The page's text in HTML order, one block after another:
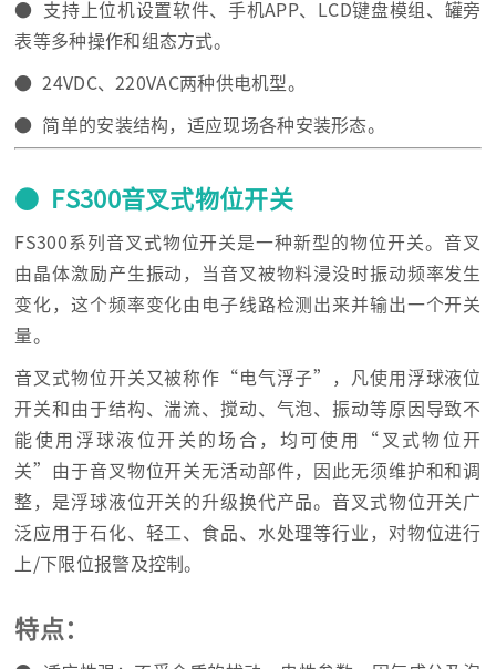
● 支持上位机设置软件、手机APP、LCD键盘模组、罐旁
表等多种操作和组态方式。
● 24VDC、220VAC两种供电机型。
● 简单的安装结构，适应现场各种安装形态。
● FS300音叉式物位开关
FS300系列音叉式物位开关是一种新型的物位开关。音叉
由晶体激励产生振动，当音叉被物料浸没时振动频率发生
变化，这个频率变化由电子线路检测出来并输出一个开关
量。
音叉式物位开关又被称作“电气浮子”，凡使用浮球液位
开关和由于结构、湍流、搅动、气泡、振动等原因导致不
能使用浮球液位开关的场合，均可使用“叉式物位开
关”由于音叉物位开关无活动部件，因此无须维护和和调
整，是浮球液位开关的升级换代产品。音叉式物位开关广
泛应用于石化、轻工、食品、水处理等行业，对物位进行
上/下限位报警及控制。
特点：